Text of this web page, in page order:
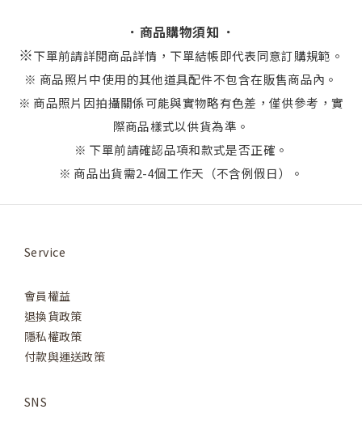
．商品購物須知 ．
※下單前請詳閱商品詳情，下單結帳即代表同意訂購規範。
※ 商品照片中使用的其他道具配件不包含在販售商品內。
※ 商品照片因拍攝關係可能與實物略有色差，僅供參考，實
際商品樣式以供貨為準。
※ 下單前請確認品項和款式是否正確。
※ 商品出貨需2-4個工作天（不含例假日）。
Service
會員權益
退換貨政策
隱私權政策
付款與運送政策
SNS